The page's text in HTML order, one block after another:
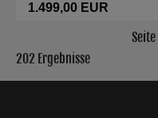
1.499,00 EUR
Seite
202 Ergebnisse